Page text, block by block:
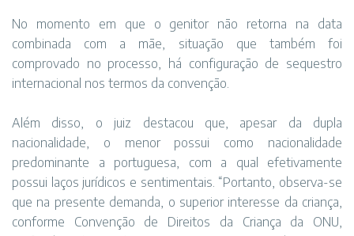
No momento em que o genitor não retorna na data
combinada com a mãe, situação que também foi
comprovado no processo, há configuração de sequestro
internacional nos termos da convenção.
Além disso, o juiz destacou que, apesar da dupla
nacionalidade, o menor possui como nacionalidade
predominante a portuguesa, com a qual efetivamente
possui laços jurídicos e sentimentais. “Portanto, observa-se
que na presente demanda, o superior interesse da criança,
conforme Convenção de Direitos da Criança da ONU,